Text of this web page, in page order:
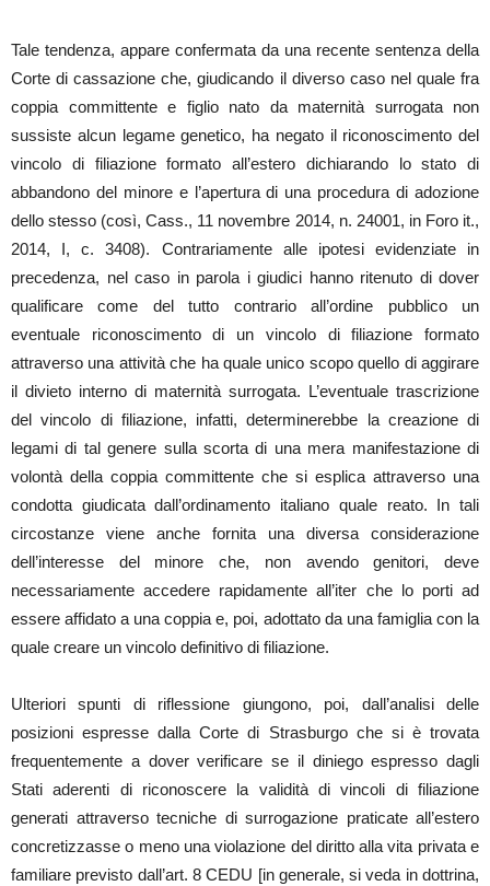
Tale tendenza, appare confermata da una recente sentenza della
Corte di cassazione che, giudicando il diverso caso nel quale fra
coppia committente e figlio nato da maternità surrogata non
sussiste alcun legame genetico, ha negato il riconoscimento del
vincolo di filiazione formato all’estero dichiarando lo stato di
abbandono del minore e l’apertura di una procedura di adozione
dello stesso (così, Cass., 11 novembre 2014, n. 24001, in Foro it.,
2014, I, c. 3408). Contrariamente alle ipotesi evidenziate in
precedenza, nel caso in parola i giudici hanno ritenuto di dover
qualificare come del tutto contrario all’ordine pubblico un
eventuale riconoscimento di un vincolo di filiazione formato
attraverso una attività che ha quale unico scopo quello di aggirare
il divieto interno di maternità surrogata. L’eventuale trascrizione
del vincolo di filiazione, infatti, determinerebbe la creazione di
legami di tal genere sulla scorta di una mera manifestazione di
volontà della coppia committente che si esplica attraverso una
condotta giudicata dall’ordinamento italiano quale reato. In tali
circostanze viene anche fornita una diversa considerazione
dell’interesse del minore che, non avendo genitori, deve
necessariamente accedere rapidamente all’iter che lo porti ad
essere affidato a una coppia e, poi, adottato da una famiglia con la
quale creare un vincolo definitivo di filiazione.
Ulteriori spunti di riflessione giungono, poi, dall’analisi delle
posizioni espresse dalla Corte di Strasburgo che si è trovata
frequentemente a dover verificare se il diniego espresso dagli
Stati aderenti di riconoscere la validità di vincoli di filiazione
generati attraverso tecniche di surrogazione praticate all’estero
concretizzasse o meno una violazione del diritto alla vita privata e
familiare previsto dall’art. 8 CEDU [in generale, si veda in dottrina,